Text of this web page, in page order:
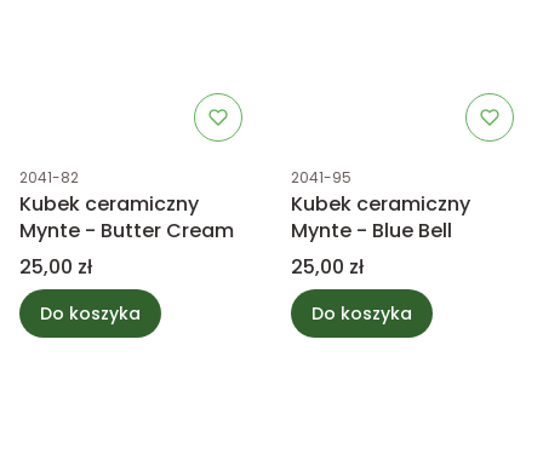
Kod produktu
2041-82
Kubek ceramiczny
Mynte - Butter Cream
Cena
25,00 zł
Do koszyka
Kod produktu
2041-95
Kubek ceramiczny
Mynte - Blue Bell
Cena
25,00 zł
Do koszyka